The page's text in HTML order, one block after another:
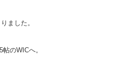
ました。
のWICへ。